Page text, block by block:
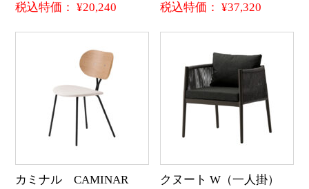
税込特価： ¥20,240 税込特価： ¥37,320
カミナル CAMINAR
クヌート W（一人掛）